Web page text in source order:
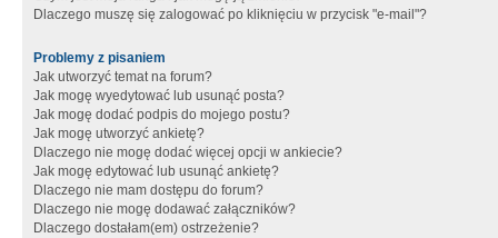
Dlaczego muszę się zalogować po kliknięciu w przycisk "e-mail"?
Problemy z pisaniem
Jak utworzyć temat na forum?
Jak mogę wyedytować lub usunąć posta?
Jak mogę dodać podpis do mojego postu?
Jak mogę utworzyć ankietę?
Dlaczego nie mogę dodać więcej opcji w ankiecie?
Jak mogę edytować lub usunąć ankietę?
Dlaczego nie mam dostępu do forum?
Dlaczego nie mogę dodawać załączników?
Dlaczego dostałam(em) ostrzeżenie?